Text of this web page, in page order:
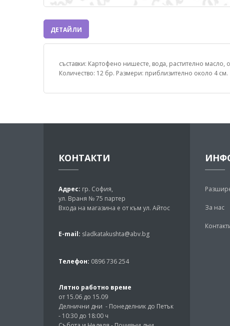
ДЕТАЙЛИ
съставки: Картофено нишесте, вода, растително
Количество: 12 бр. Размери: приблизително около 4 см.
КОНТАКТИ
Адрес: гр. София,
ул. Враня № 75 партер
Входа на магазина е от към ул. Айтос
E-mail: sladkatakushta@abv.bg
Телефон: 0896 736 254
Лятно работно време
от 15.06 до 15.09
Делнични дни - Понеделник до Петък
- 10:30 до 18:00 ч
За нас